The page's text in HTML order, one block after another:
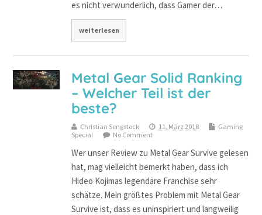
es nicht verwunderlich, dass Gamer der…
weiterlesen
Metal Gear Solid Ranking
– Welcher Teil ist der
beste?
Christian Sengstock 11. März 2018
Gaming
Special
No Comment
Wer unser Review zu Metal Gear Survive gelesen
hat, mag vielleicht bemerkt haben, dass ich
Hideo Kojimas legendäre Franchise sehr
schätze. Mein größtes Problem mit Metal Gear
Survive ist, dass es uninspiriert und langweilig